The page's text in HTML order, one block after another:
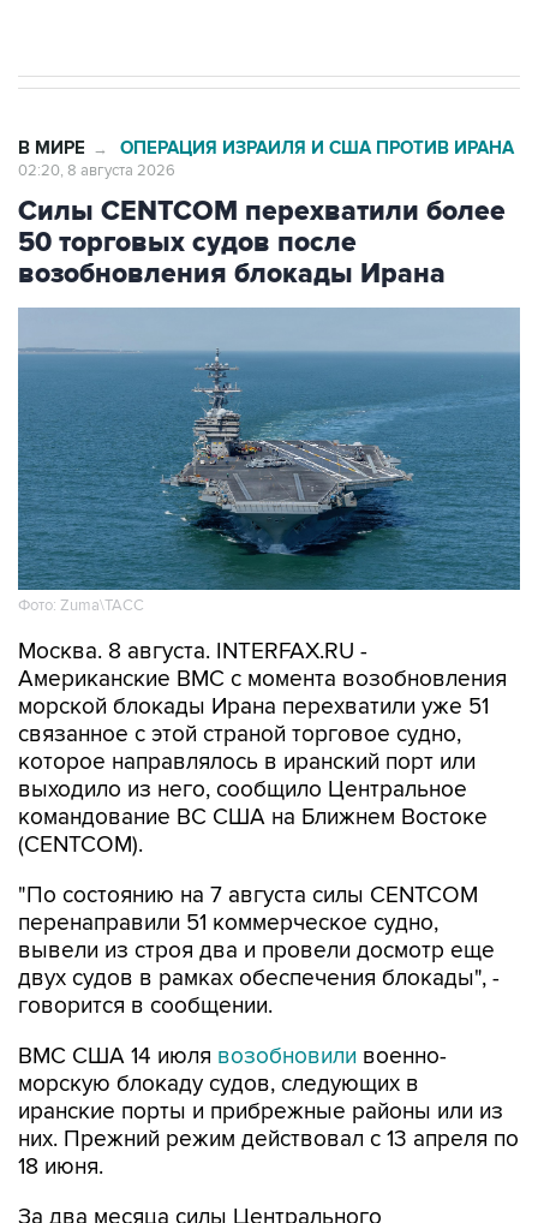
Силы CENTCOM перехватили более
50 торговых судов после
возобновления блокады Ирана
Фото: Zuma\ТАСС
Москва. 8 августа. INTERFAX.RU -
морской блокады Ирана перехватили уже 51
связанное с этой страной торговое судно,
которое направлялось в иранский порт или
выходило из него, сообщило Центральное
командование ВС США на Ближнем Востоке
(CENTCOM).
"По состоянию на 7 августа силы CENTCOM
вывели из строя два и провели досмотр еще
двух судов в рамках обеспечения блокады", -
говорится в сообщении.
ВМС США 14 июлявозобновили
иранские порты и прибрежные районы или из
них. Прежний режим действовал с 13 апреля по
18 июня.
За два месяца силы Центрального